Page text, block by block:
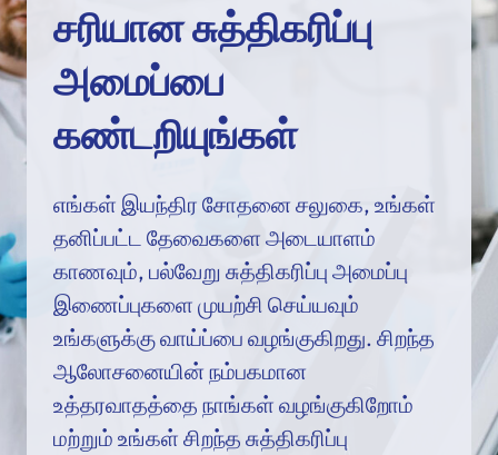
சரியான சுத்திகரிப்பு
அமைப்பை
கண்டறியுங்கள்
எங்கள் இயந்திர சோதனை சலுகை, உங்கள்
தனிப்பட்ட தேவைகளை அடையாளம்
காணவும், பல்வேறு சுத்திகரிப்பு அமைப்பு
இணைப்புகளை முயற்சி செய்யவும்
உங்களுக்கு வாய்ப்பை வழங்குகிறது. சிறந்த
ஆலோசனையின் நம்பகமான
உத்தரவாதத்தை நாங்கள் வழங்குகிறோம்
மற்றும் உங்கள் சிறந்த சுத்திகரிப்பு